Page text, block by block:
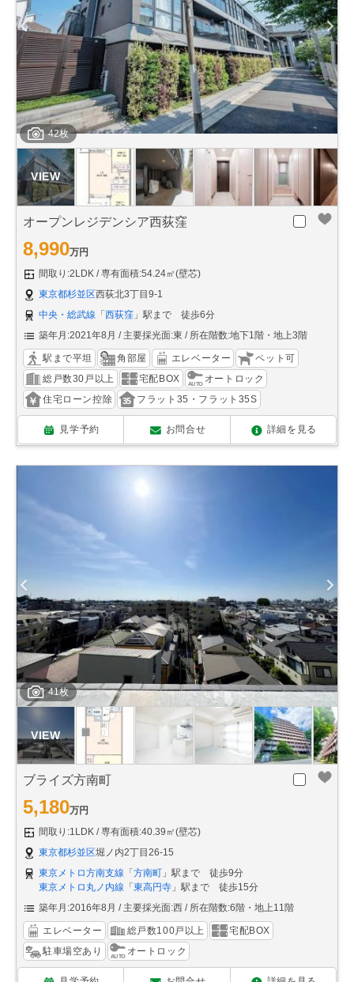
42枚
オープンレジデンシア西荻窪
8,990万円
間取り:2LDK
専有面積:54.24㎡(壁芯)
東京都杉並区西荻北3丁目9-1
中央・総武線 「西荻窪 」駅まで 徒歩6分
築年月:2021年8月
主要採光面:東 所在階数:地下1階・地上3階
駅まで平坦 角部屋 エレベーター
ペット可
総戸数30戸以上
宅配BOX
オートロック
住宅ローン控除
フラット35・フラット35S
見学予約 お問合せ 詳細を見る
41枚
ブライズ方南町
5,180万円
間取り:1LDK
専有面積:40.39㎡(壁芯)
東京都杉並区堀ノ内2丁目26-15
東京メトロ方南支線 「 方南町 」駅まで 徒歩9分
東京メトロ丸ノ内線 「 東高円寺 」駅まで 徒歩15分
築年月:2016年8月
主要採光面:西 所在階数:6階・地上11階
エレベーター 総戸数100戸以上
宅配BOX
駐車場空あり
オートロック